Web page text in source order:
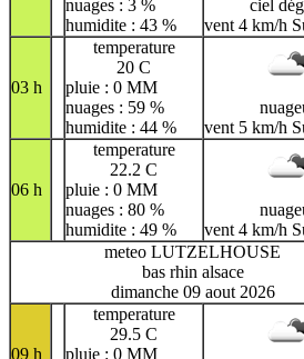
nuages : 3 %
humidite : 43 %
ciel
vent 4 km/h
03 h
temperature
20 C
pluie : 0 MM
nuages : 59 %
humidite : 44 %
vent 5 km/h
06 h
temperature
22.2 C
pluie : 0 MM
nuages : 80 %
humidite : 49 %
vent 4 km/h
meteo LUTZELHOUSE
bas rhin alsace
dimanche 09 aout 2026
09 h
temperature
29.5 C
pluie : 0 MM